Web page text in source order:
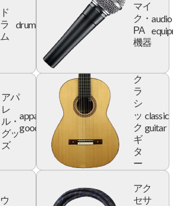
ド
ラ
ム
drum
マイ
ク・
PA
機器
audio
アパ
レ
ル・
グッ
ズ
apparel
goods
ク
ラ
シ
ッ
ク
ギ
タ
ー
classic
guitar
ウ
アク
セサ